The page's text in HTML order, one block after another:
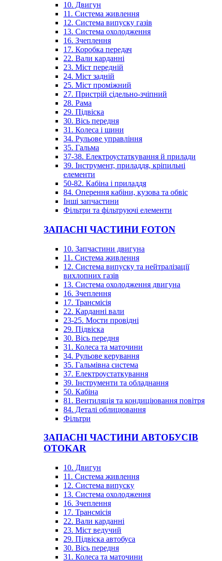
10. Двигун
11. Система живлення
12. Система випуску газів
13. Система охолодження
16. Зчеплення
17. Коробка передач
22. Вали карданні
23. Міст передній
24. Міст задній
25. Міст проміжний
27. Пристрій сідельно-зчіпний
28. Рама
29. Підвіска
30. Вісь передня
31. Колеса і шини
34. Рульове управління
35. Гальма
37-38. Електроустаткування й прилади
39. Інструмент, приладдя, кріпильні
елементи
50-82. Кабіна і приладдя
84. Оперення кабіни, кузова та обвіс
Інші запчастини
Фільтри та фільтруючі елементи
ЗАПАСНІ ЧАСТИНИ FOTON
10. Запчастини двигуна
11. Система живлення
12. Система випуску та нейтралізації
вихлопних газів
13. Система охолодження двигуна
16. Зчеплення
17. Трансмісія
22. Карданні вали
23-25. Мости провідні
29. Підвіска
30. Вісь передня
31. Колеса та маточини
34. Рульове керування
35. Гальмівна система
37. Електроустаткування
39. Інструменти та обладнання
50. Кабіна
81. Вентиляція та кондиціювання повітря
84. Деталі облицювання
Фільтри
ЗАПАСНІ ЧАСТИНИ АВТОБУСІВ
OTOKAR
10. Двигун
11. Система живлення
12. Система випуску
13. Система охолодження
16. Зчеплення
17. Трансмісія
22. Вали карданні
23. Міст ведучий
29. Підвіска автобуса
30. Вісь передня
31. Колеса та маточини